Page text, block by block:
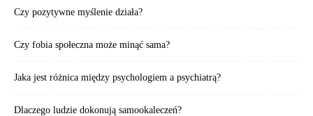
Czy pozytywne myślenie działa?
Czy fobia społeczna może minąć sama?
Jaka jest różnica między psychologiem a psychiatrą?
Dlaczego ludzie dokonują samookaleczeń?